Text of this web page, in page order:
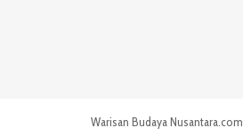
Warisan Budaya Nusantara.com